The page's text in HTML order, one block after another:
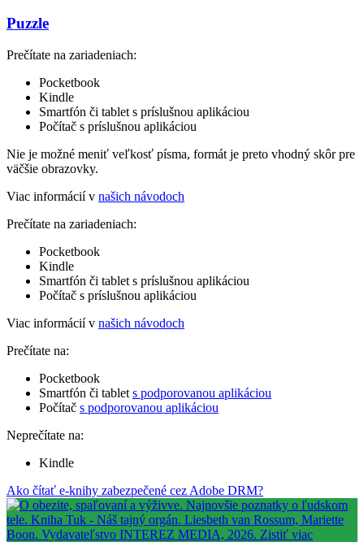
Puzzle
Prečítate na zariadeniach:
Pocketbook
Kindle
Smartfón či tablet s príslušnou aplikáciou
Počítač s príslušnou aplikáciou
Nie je možné meniť veľkosť písma, formát je preto vhodný skôr pre
väčšie obrazovky.
Viac informácií v našich návodoch
Prečítate na zariadeniach:
Pocketbook
Kindle
Smartfón či tablet s príslušnou aplikáciou
Počítač s príslušnou aplikáciou
Viac informácií v našich návodoch
Prečítate na:
Pocketbook
Smartfón či tablet s podporovanou aplikáciou
Počítač s podporovanou aplikáciou
Neprečítate na:
Kindle
Ako čítať e-knihy zabezpečené cez Adobe DRM?